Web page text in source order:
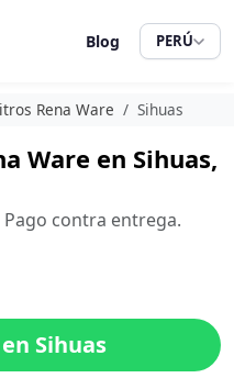
Blog PERÚ
Rena Ware Sihuas
Ware en Sihuas,
Pago contra entrega.
Sihuas